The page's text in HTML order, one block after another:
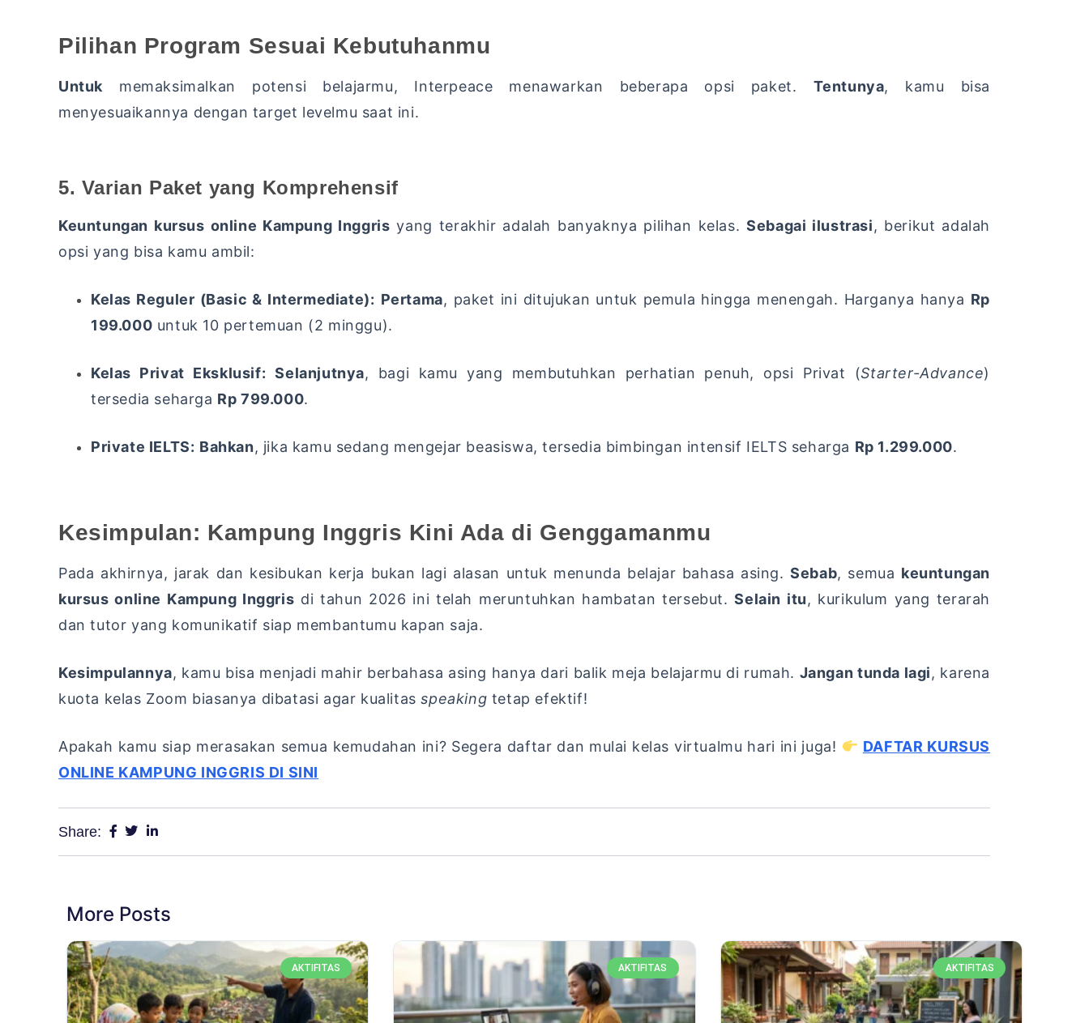
Pilihan Program Sesuai Kebutuhanmu
Untuk memaksimalkan potensi belajarmu, Interpeace menawarkan beberapa opsi paket. Tentunya, kamu bisa
menyesuaikannya dengan target levelmu saat ini.
5. Varian Paket yang Komprehensif
Keuntungan kursus online Kampung Inggris yang terakhir adalah banyaknya pilihan kelas. Sebagai ilustrasi, berikut adalah
opsi yang bisa kamu ambil:
Kelas Reguler (Basic & Intermediate): Pertama, paket ini ditujukan untuk pemula hingga menengah. Harganya hanya Rp
199.000 untuk 10 pertemuan (2 minggu).
Kelas Privat Eksklusif: Selanjutnya, bagi kamu yang membutuhkan perhatian penuh, opsi Privat (Starter-Advance)
tersedia seharga Rp 799.000.
Private IELTS: Bahkan, jika kamu sedang mengejar beasiswa, tersedia bimbingan intensif IELTS seharga Rp 1.299.000.
Kesimpulan: Kampung Inggris Kini Ada di Genggamanmu
Pada akhirnya, jarak dan kesibukan kerja bukan lagi alasan untuk menunda belajar bahasa asing. Sebab, semua keuntungan
kursus online Kampung Inggris di tahun 2026 ini telah meruntuhkan hambatan tersebut. Selain itu, kurikulum yang terarah
dan tutor yang komunikatif siap membantumu kapan saja.
Kesimpulannya, kamu bisa menjadi mahir berbahasa asing hanya dari balik meja belajarmu di rumah. Jangan tunda lagi, karena
kuota kelas Zoom biasanya dibatasi agar kualitasspeaking tetap efektif!
Apakah kamu siap merasakan semua kemudahan ini? Segera daftar dan mulai kelas virtualmu hari ini juga!
DAFTAR KURSUS
ONLINE KAMPUNG INGGRIS DI SINI
Share:
More Posts
AKTIFITAS AKTIFITAS AKTIFITAS